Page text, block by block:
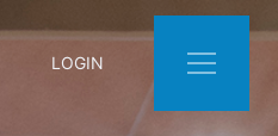
LOGIN